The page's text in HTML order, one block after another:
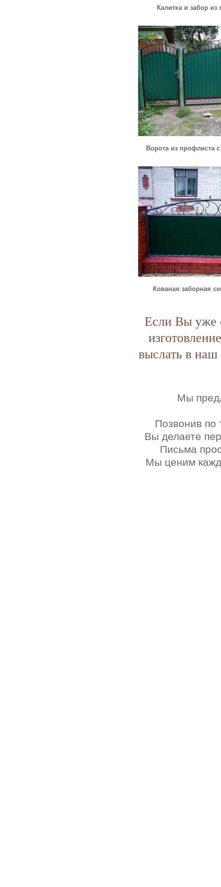
Калитка и забор
Ворота из профлиста
Кованая заборная
Если Вы уже
выслать в наш
Мы
Позвонив по
Вы делаете
Письма
Мы ценим